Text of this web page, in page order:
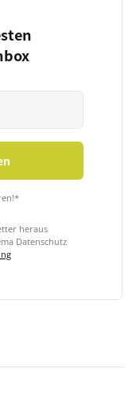
heraus
Datenschutz